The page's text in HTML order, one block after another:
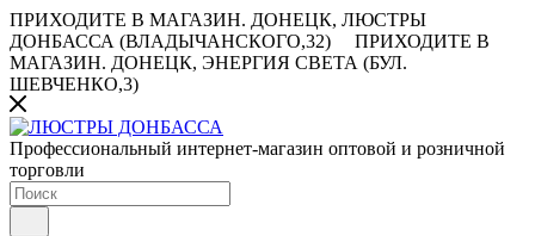
ПРИХОДИТЕ В МАГАЗИН. ДОНЕЦК, ЛЮСТРЫ
ДОНБАССА (ВЛАДЫЧАНСКОГО,32)
ПРИХОДИТЕ В
МАГАЗИН. ДОНЕЦК, ЭНЕРГИЯ СВЕТА (БУЛ.
ШЕВЧЕНКО,3)
Профессиональный интернет-магазин оптовой и розничной
торговли